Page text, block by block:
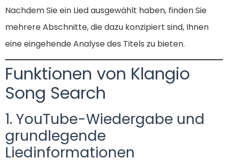
Nachdem Sie ein Lied ausgewählt haben, finden Sie
mehrere Abschnitte, die dazu konzipiert sind, Ihnen
eine eingehende Analyse des Titels zu bieten.
Funktionen von Klangio
Song Search
1. YouTube-Wiedergabe und
grundlegende
Liedinformationen